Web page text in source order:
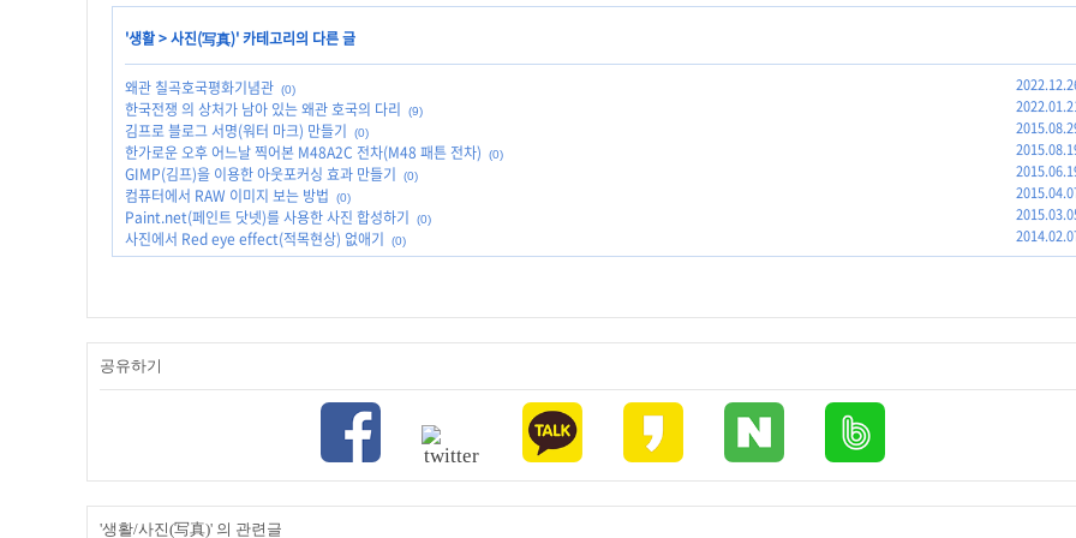
'생활>사진(写真)' 카테고리의 다른 글
왜관 칠곡호국평화기념관 (0)
한국전쟁 의 상처가 남아 있는 왜관 호국의 다리 (9)
김프로 블로그 서명(워터 마크) 만들기 (0)
한가로운 오후 어느날 찍어본 M48A2C 전차(M48 패튼 전차) (0)
GIMP(김프)을 이용한 아웃포커싱 효과 만들기 (0)
컴퓨터에서 RAW 이미지 보는 방법 (0)
Paint.net(페인트 닷넷)를 사용한 사진 합성하기 (0)
사진에서 Red eye effect(적목현상) 없애기 (0)
공유하기
'생활/사진(写真)' 의 관련글